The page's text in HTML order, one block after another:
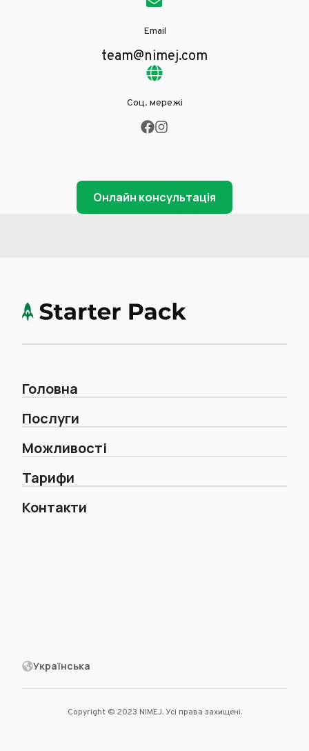
Email
team@nimej.com
Соц. мережі
Онлайн консультація
Головна
Послуги
Можливості
Тарифи
Контакти
Українська
Copyright © 2023 NIMEJ. Усі права захищені.